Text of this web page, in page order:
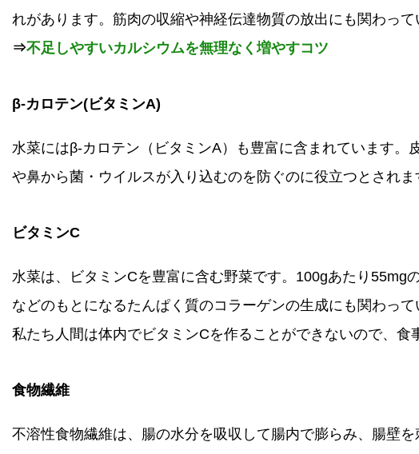
れがあります。筋肉の収縮や神経伝達物質の放出にも関わっ
⇒不足しやすいカルシウムを無理なく増やすコツ
β-カロテン(ビタミンA)
水菜にはβ-カロテン（ビタミンA）も豊富に含まれています。
や鼻から菌・ウイルスが入り込むのを防ぐのに役立つとされま
ビタミンC
水菜は、ビタミンCを豊富に含む野菜です。100gあたり55mg
などのもとになるたんぱく質のコラーゲンの生成にも関わって
私たち人間は体内でビタミンCを作ることができないので、食
食物繊維
不溶性食物繊維は、腸の水分を吸収して腸内で膨らみ、腸壁